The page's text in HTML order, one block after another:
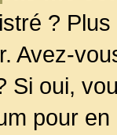
?
Avez-
Si oui,
pour